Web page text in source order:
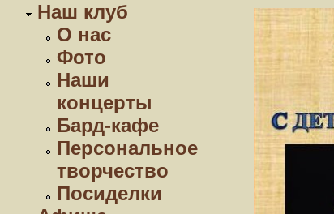
Наш клуб
О нас
Фото
Наши
концерты
Бард-кафе
Персональное
творчество
Посиделки